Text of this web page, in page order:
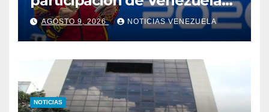
en los XXV Juegos
Centroamericanos y del
Caribe 2026
AGOSTO 9, 2026 NOTICIAS VENEZUELA
NOTICIAS